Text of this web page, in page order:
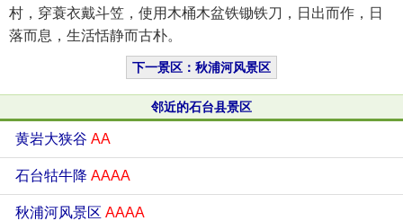
村，穿蓑衣戴斗笠，使用木桶木盆铁锄铁刀，日出而作，日
落而息，生活恬静而古朴。
下一景区：秋浦河风景区
邻近的石台县景区
黄岩大狭谷 AA
石台牯牛降 AAAA
秋浦河风景区 AAAA